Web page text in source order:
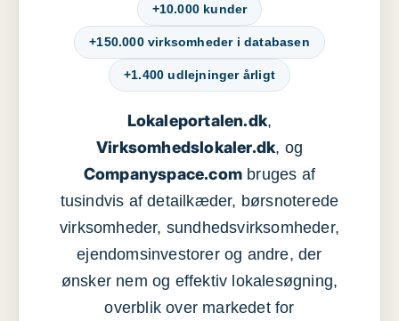
+10.000 kunder
+150.000 virksomheder i databasen
+1.400 udlejninger årligt
Lokaleportalen.dk,
Virksomhedslokaler.dk, og
Companyspace.com bruges af
tusindvis af detailkæder, børsnoterede
virksomheder, sundhedsvirksomheder,
ejendomsinvestorer og andre, der
ønsker nem og effektiv lokalesøgning,
overblik over markedet for